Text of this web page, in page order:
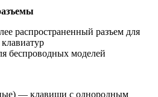
распространенный разъем для
беспроводных моделей
— клавиши с однородным